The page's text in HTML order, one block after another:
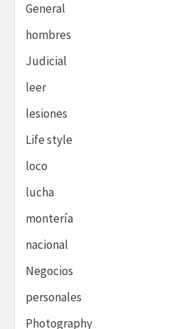
General
hombres
Judicial
leer
lesiones
Life style
loco
lucha
montería
nacional
Negocios
personales
Photography